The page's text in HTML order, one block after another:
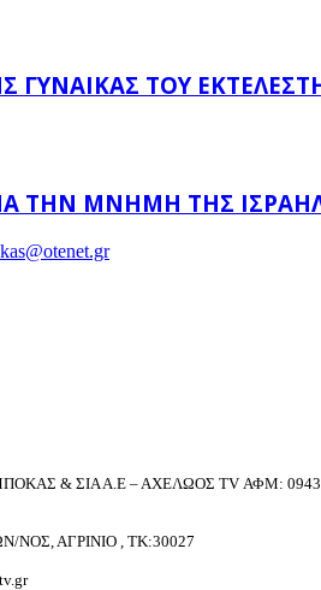
ΓΥΝΑΊΚΑΣ ΤΟΥ
ΤΗΝ ΜΝΉΜΗ ΤΗΣ
& ΣΙΑ Α.Ε – ΑΧΕΛΩΟΣ TV ΑΦΜ:
ΝΟΣ, ΑΓΡΙΝΙΟ , ΤΚ:30027